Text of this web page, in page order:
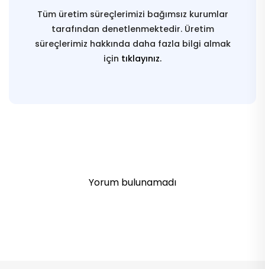
Tüm üretim süreçlerimizi bağımsız kurumlar
tarafından denetlenmektedir. Üretim
süreçlerimiz hakkında daha fazla bilgi almak
için tıklayınız.
Yorum bulunamadı